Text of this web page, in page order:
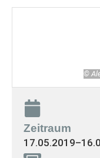
©
Zeitraum
17.05.2019–